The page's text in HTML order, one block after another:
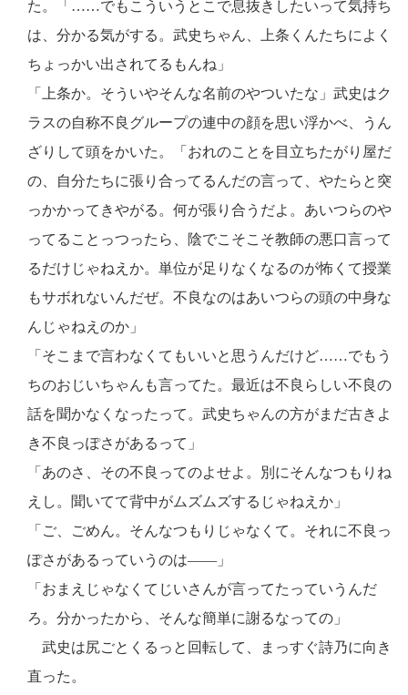
た。「……でもこういうとこで息抜きしたいって気持ち
は、分かる気がする。武史ちゃん、上条くんたちによく
ちょっかい出されてるもんね」
「上条か。そういやそんな名前のやついたな」武史はク
ラスの自称不良グループの連中の顔を思い浮かべ、うん
ざりして頭をかいた。「おれのことを目立ちたがり屋だ
の、自分たちに張り合ってるんだの言って、やたらと突
っかかってきやがる。何が張り合うだよ。あいつらのや
ってることっつったら、陰でこそこそ教師の悪口言って
るだけじゃねえか。単位が足りなくなるのが怖くて授業
もサボれないんだぜ。不良なのはあいつらの頭の中身な
んじゃねえのか」
「そこまで言わなくてもいいと思うんだけど……でもう
ちのおじいちゃんも言ってた。最近は不良らしい不良の
話を聞かなくなったって。武史ちゃんの方がまだ古きよ
き不良っぽさがあるって」
「あのさ、その不良ってのよせよ。別にそんなつもりね
えし。聞いてて背中がムズムズするじゃねえか」
「ご、ごめん。そんなつもりじゃなくて。それに不良っ
ぽさがあるっていうのは――」
「おまえじゃなくてじいさんが言ってたっていうんだ
ろ。分かったから、そんな簡単に謝るなっての」
武史は尻ごとくるっと回転して、まっすぐ詩乃に向き
直った。